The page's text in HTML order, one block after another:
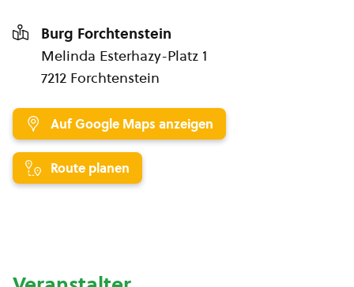
Burg Forchtenstein
Melinda Esterhazy-Platz 1
7212 Forchtenstein
Auf Google Maps anzeigen
Route planen